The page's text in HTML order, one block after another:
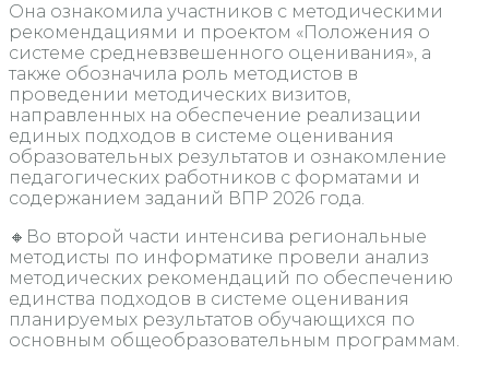
Она ознакомила участников с методическими
рекомендациями и проектом «Положения о
системе средневзвешенного оценивания», а
также обозначила роль методистов в
проведении методических визитов,
направленных на обеспечение реализации
единых подходов в системе оценивания
образовательных результатов и ознакомление
педагогических работников с форматами и
содержанием заданий ВПР 2026 года.
🔸Во второй части интенсива региональные
методисты по информатике провели анализ
методических рекомендаций по обеспечению
единства подходов в системе оценивания
планируемых результатов обучающихся по
основным общеобразовательным программам.